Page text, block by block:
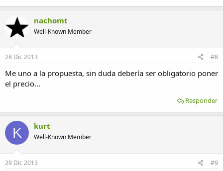
nachomt
Well-Known Member
28 Dic 2013 #8
Me uno a la propuesta, sin duda debería ser obligatorio poner
el precio...
Responder
K kurt
Well-Known Member
29 Dic 2013 #9